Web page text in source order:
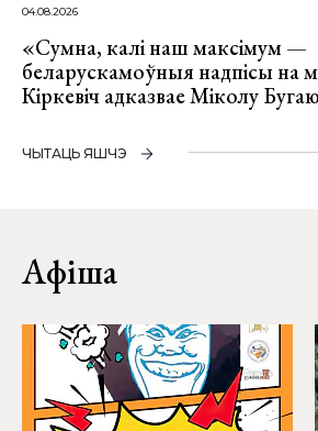
04.08.2026
«Сумна, калі наш максімум —
беларускамоўныя надпісы на
Кіркевіч адказвае Міколу Бугаю
ЧЫТАЦЬ ЯШЧЭ
Афіша